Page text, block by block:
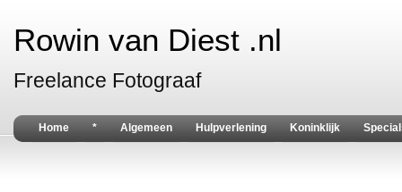
Rowin van Diest .nl
Freelance Fotograaf
Home * Algemeen Hulpverlening Koninklijk